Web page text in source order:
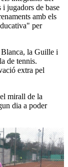
i jugadors de base
amb els
per
Blanca, la Guille i
de tennis.
extra pel
mirall de la
dia a poder